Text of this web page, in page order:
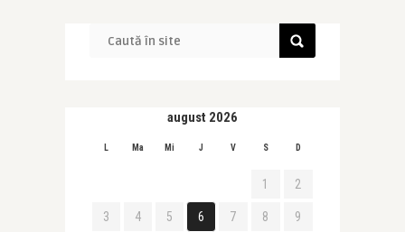
august 2026
L Ma Mi J V S D
1 2
3 4 5 6 7 8 9